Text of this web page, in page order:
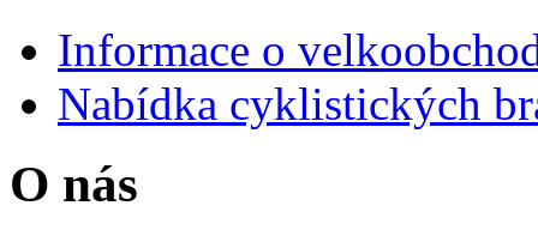
Informace o
Nabídka cyklistických
O nás